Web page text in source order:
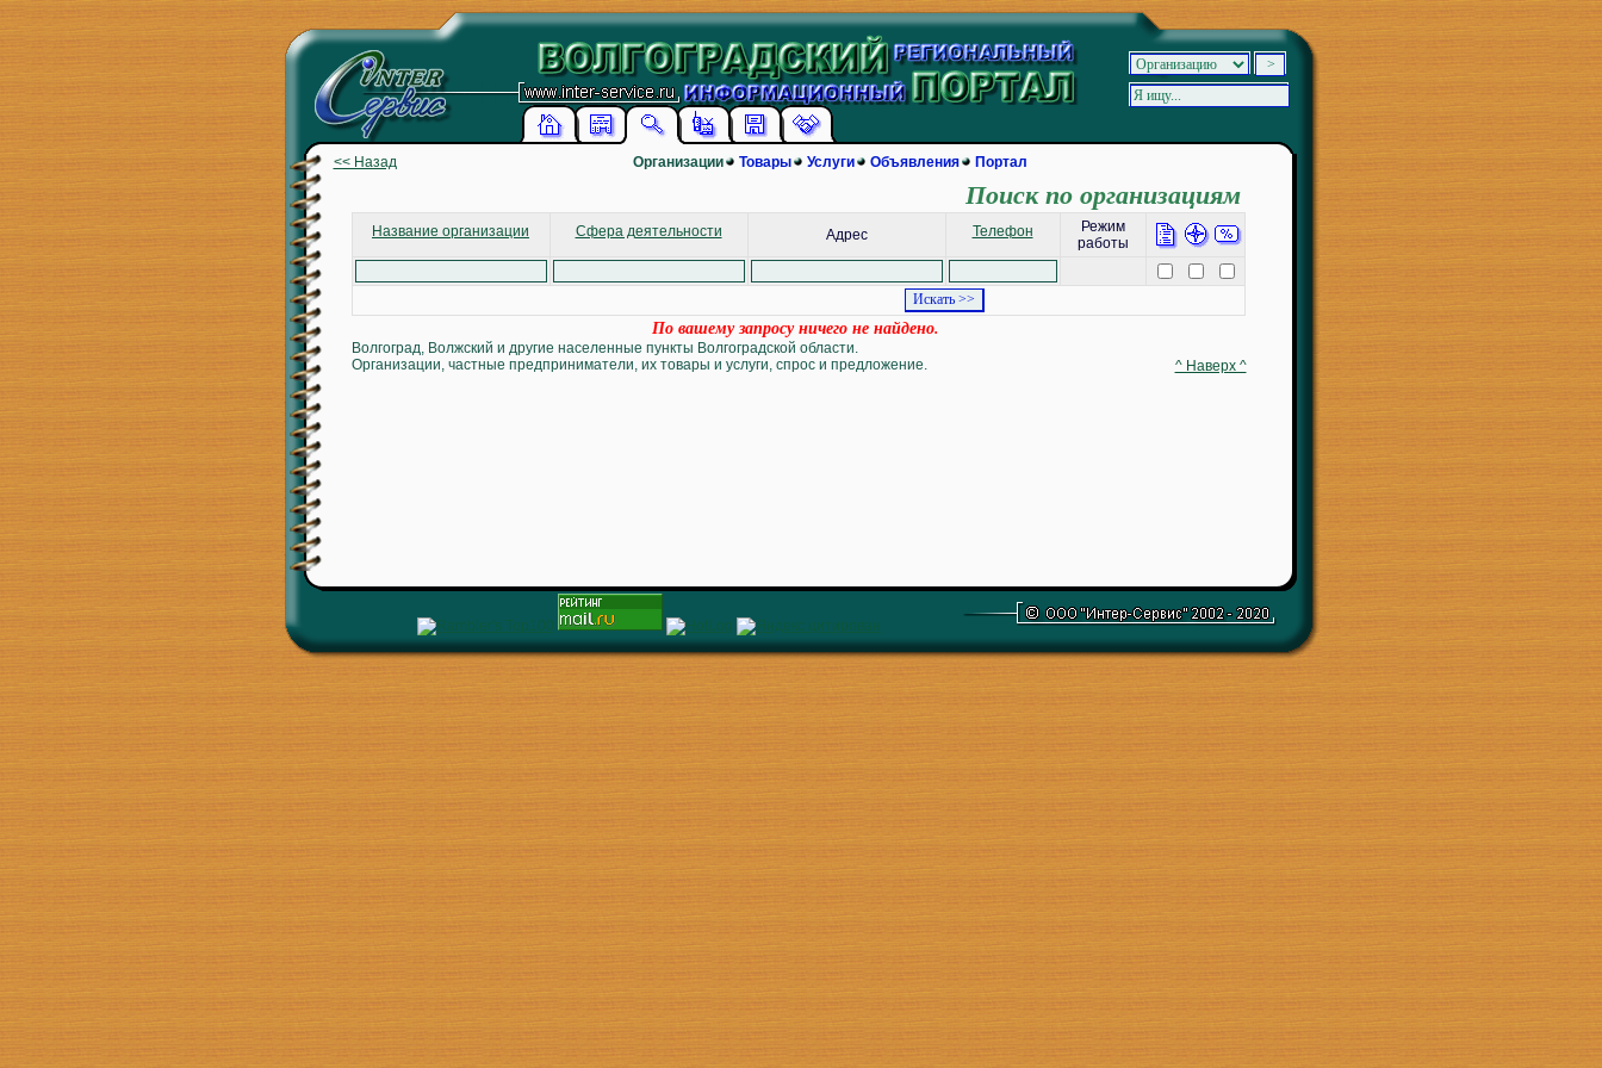
<< Назад Организации Товары Услуги Объявления Портал
Поиск по организациям
Название организации Сфера деятельности Адрес Телефон
Режим
работы
По вашему запросу ничего не найдено.
Волгоград, Волжский и другие населенные пункты Волгоградской области.
Организации, частные предприниматели, их товары и услуги, спрос и предложение.
^ Наверх ^